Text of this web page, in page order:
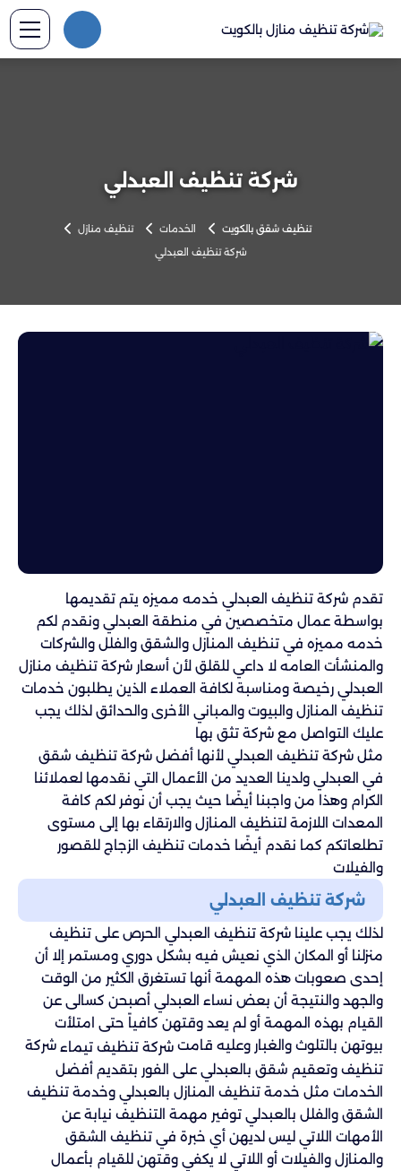
شركة تنظيف العبدلي
تنظيف شقق بالكويت الخدمات
تنظيف منازل
شركة تنظيف العبدلي
تقدم شركة تنظيف العبدلي خدمه مميزه يتم تقديمها
بواسطة عمال متخصصين في منطقة العبدلي ونقدم لكم
خدمه مميزه في تنظيف المنازل والشقق والفلل والشركات
والمنشأت العامه لا داعي للقلق لأن أسعار شركة تنظيف منازل
العبدلي رخيصة ومناسبة لكافة العملاء الذين يطلبون خدمات
تنظيف المنازل والبيوت والمباني الأخرى والحدائق لذلك يجب
عليك التواصل مع شركة تثق بها
مثل شركة تنظيف العبدلي لأنها أفضل شركة تنظيف شقق
في العبدلي ولدينا العديد من الأعمال التي نقدمها لعملائنا
الكرام وهذا من واجبنا أيضًا حيث يجب أن نوفر لكم كافة
المعدات اللازمة لتنظيف المنازل والارتقاء بها إلى مستوى
تطلعاتكم كما نقدم أيضًا خدمات تنظيف الزجاج للقصور
والفيلات
شركة تنظيف العبدلي
لذلك يجب علينا شركة تنظيف العبدلي الحرص على تنظيف
منزلنا أو المكان الذي نعيش فيه بشكل دوري ومستمر إلا أن
إحدى صعوبات هذه المهمة أنها تستغرق الكثير من الوقت
والجهد والنتيجة أن بعض نساء العبدلي أصبحن كسالى عن
القيام بهذه المهمة أو لم يعد وقتهن كافياً حتى امتلأت
بيوتهن بالتلوث والغبار وعليه قامتشركة تنظيف تيماءشركة
تنظيف وتعقيم شقق بالعبدلي على الفور بتقديم أفضل
الخدمات مثل خدمة تنظيف المنازل بالعبدلي وخدمة تنظيف
الشقق والفلل بالعبدلي توفير مهمة التنظيف نيابة عن
الأمهات اللاتي ليس لديهن أي خبرة في تنظيف الشقق
والمنازل والفيلات أو اللاتي لا يكفي وقتهن للقيام بأعمال